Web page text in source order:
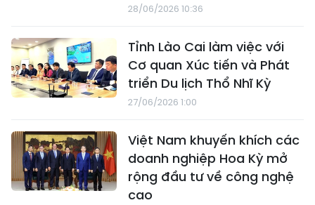
28/06/2026 10:36
Tỉnh Lào Cai làm việc với
Cơ quan Xúc tiến và Phát
triển Du lịch Thổ Nhĩ Kỳ
27/06/2026 1:00
Việt Nam khuyến khích các
doanh nghiệp Hoa Kỳ mở
rộng đầu tư về công nghệ
cao